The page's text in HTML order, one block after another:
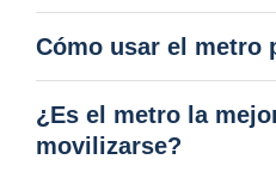
Cómo usar el metro
¿Es el metro la
movilizarse?